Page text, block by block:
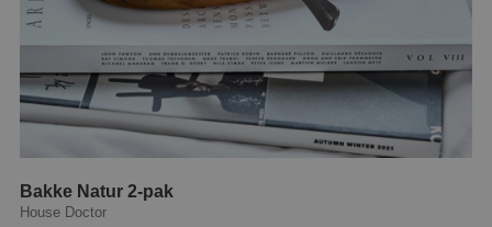
Bakke Natur 2-pak
House Doctor